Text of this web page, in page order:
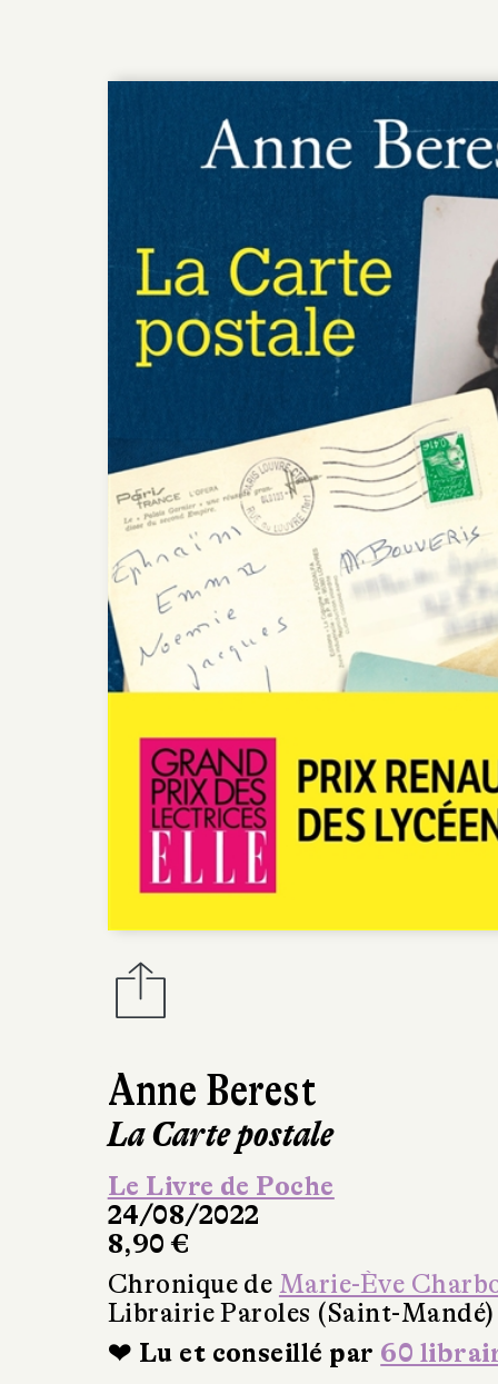
Anne Berest
La Carte postale
Le Livre de Poche
24/08/2022
8,90 €
Chronique de Marie-Ève
Librairie Paroles (Saint-Mandé)
❤ Lu et conseillé par 60